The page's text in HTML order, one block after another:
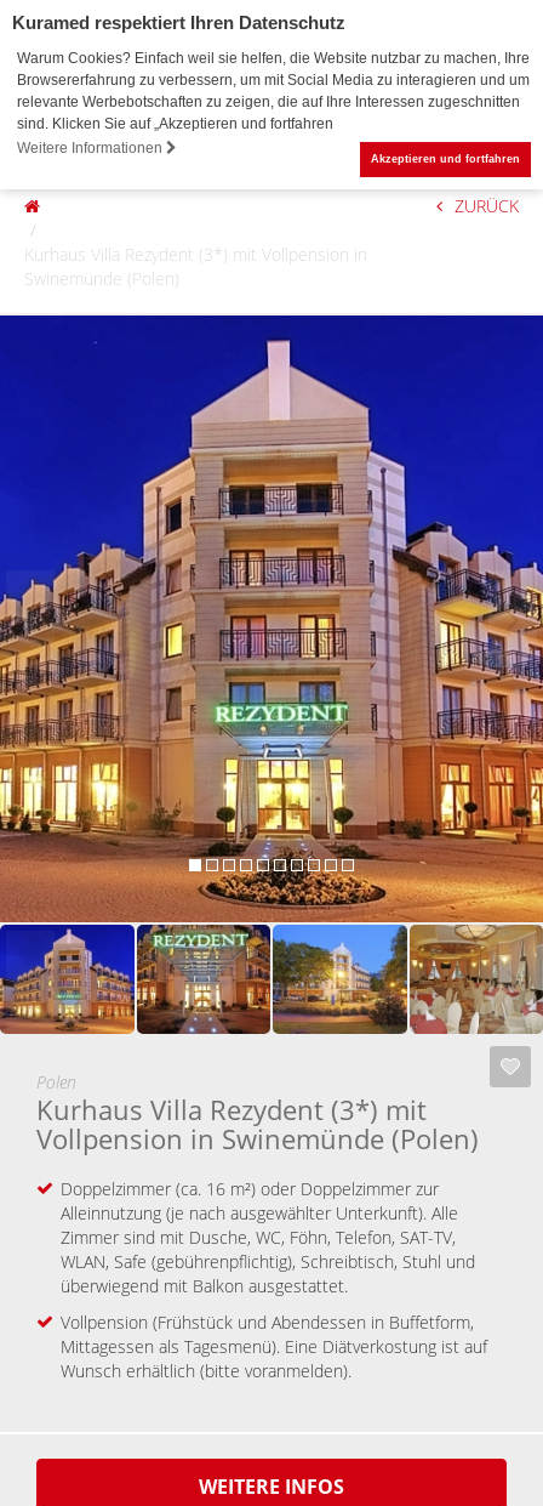
Kuramed respektiert Ihren Datenschutz
Warum Cookies? Einfach weil sie helfen, die Website nutzbar zu machen, Ihre
Browsererfahrung zu verbessern, um mit Social Media zu interagieren und um
relevante Werbebotschaften zu zeigen, die auf Ihre Interessen zugeschnitten
sind. Klicken Sie auf „Akzeptieren und fortfahren
Weitere Informationen
Akzeptieren und fortfahren
Kurhaus Villa Rezydent (3*) mit Vollpension in
Swinemünde (Polen)
ZURÜCK
Polen
Kurhaus Villa Rezydent (3*) mit
Vollpension in Swinemünde (Polen)
Doppelzimmer (ca. 16 m²) oder Doppelzimmer zur
Alleinnutzung (je nach ausgewählter Unterkunft). Alle
Zimmer sind mit Dusche, WC, Föhn, Telefon, SAT-TV,
WLAN, Safe (gebührenpflichtig), Schreibtisch, Stuhl und
überwiegend mit Balkon ausgestattet.
Vollpension (Frühstück und Abendessen in Buffetform,
Mittagessen als Tagesmenü). Eine Diätverkostung ist auf
Wunsch erhältlich (bitte voranmelden).
WEITERE INFOS